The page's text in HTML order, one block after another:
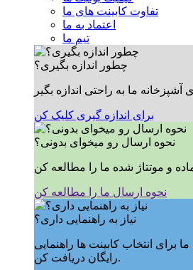
تفاوت کابینت های ما
اعتماد به ما
تیم ما
چطور اندازه بگیری؟
برای اندازه گیری کلیک کن
نحوه ارسال رو میخوای بدونی؟
و موتتاژ شده ما را مطالعه کن
نحوه ارسال ما را مطالعه کن
نیاز به راهنمایی داری؟
برای انتخاب کابینت ها راهنمایی
رایگان دریافت کن.